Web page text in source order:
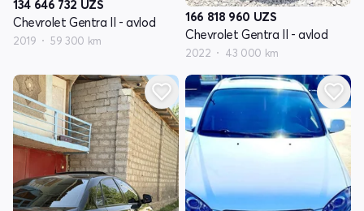
134 646 732 UZS
Chevrolet Gentra II - avlod
2019 59 300 km
166 818 960 UZS
Chevrolet Gentra II - avlod
2022 43 000 km